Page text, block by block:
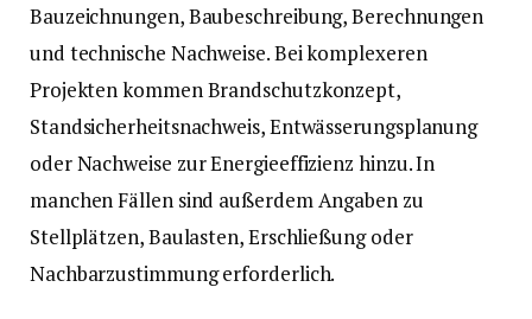
Bauzeichnungen, Baubeschreibung, Berechnungen
und technische Nachweise. Bei komplexeren
Projekten kommen Brandschutzkonzept,
Standsicherheitsnachweis, Entwässerungsplanung
oder Nachweise zur Energieeffizienz hinzu. In
manchen Fällen sind außerdem Angaben zu
Stellplätzen, Baulasten, Erschließung oder
Nachbarzustimmung erforderlich.